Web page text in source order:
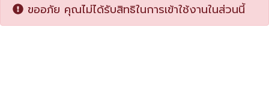
ขออภัย คุณไม่ได้รับสิทธิในการเข้าใช้งานในส่วนนี้